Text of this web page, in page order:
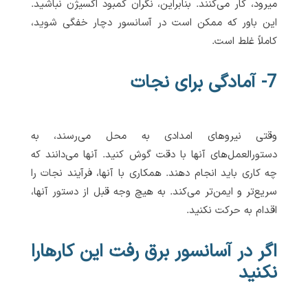
میرود، کار می‌کنند. بنابراین، نگران کمبود اکسیژن نباشید.
این باور که ممکن است در آسانسور دچار خفگی شوید،
کاملاً غلط است.
7- آمادگی برای نجات
وقتی نیروهای امدادی به محل می‌رسند، به
دستورالعمل‌های آنها با دقت گوش کنید. آنها می‌دانند که
چه کاری باید انجام دهند. همکاری با آنها، فرآیند نجات را
سریع‌تر و ایمن‌تر می‌کند. به هیچ وجه قبل از دستور آنها،
اقدام به حرکت نکنید.
اگر در آسانسور برق رفت این کارهارا
نکنید